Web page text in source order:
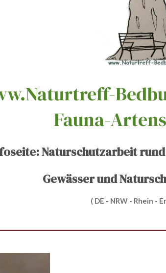
Fauna-
Naturschutzarbeit
Gewässer und
( DE - NRW - Rhein -